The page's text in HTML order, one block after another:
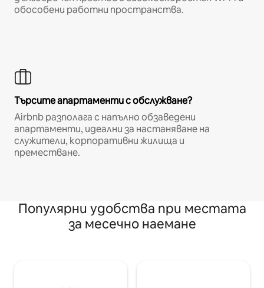
обособени работни пространства.
Търсите апартаменти с обслужване?
Airbnb разполага с напълно обзаведени
апартаменти, идеални за настаняване на
служители, корпоративни жилища и
преместване.
Популярни удобства при местата
за месечно наемане